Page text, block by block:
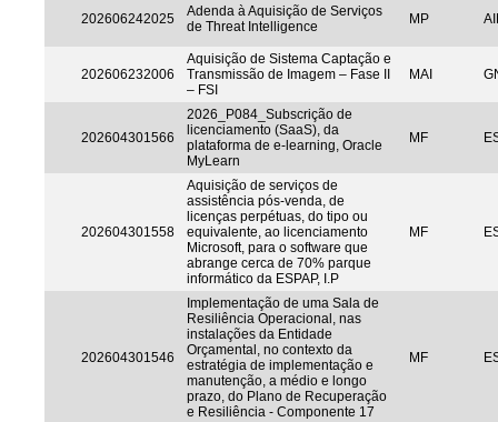
202606242025
Adenda à Aquisição de Serviços
de Threat Intelligence
MP
202606232006
Aquisição de Sistema Captação e
Transmissão de Imagem – Fase II
– FSI
MAI
202604301566
2026_P084_Subscrição de
licenciamento (SaaS), da
plataforma de e-learning, Oracle
MyLearn
MF
202604301558
Aquisição de serviços de
assistência pós-venda, de
licenças perpétuas, do tipo ou
equivalente, ao licenciamento
Microsoft, para o software que
abrange cerca de 70% parque
informático da ESPAP, I.P
MF
202604301546
Implementação de uma Sala de
Resiliência Operacional, nas
instalações da Entidade
Orçamental, no contexto da
estratégia de implementação e
manutenção, a médio e longo
prazo, do Plano de Recuperação
e Resiliência - Componente 17
MF